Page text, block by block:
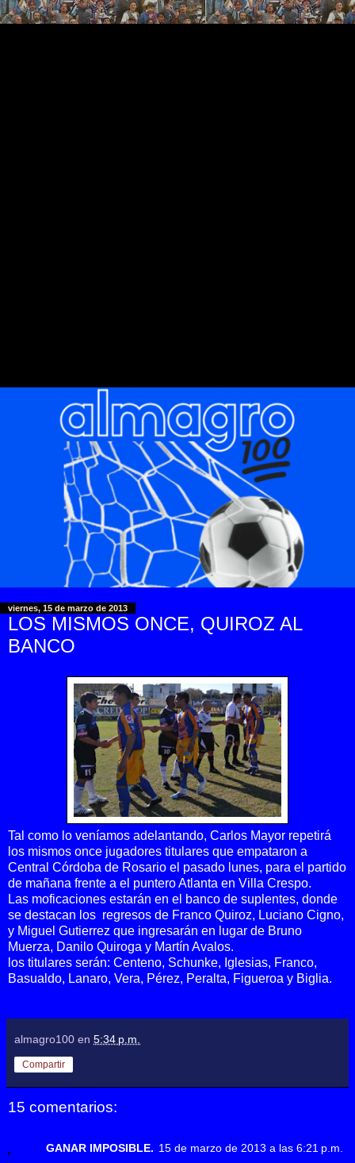
viernes, 15 de marzo de 2013
LOS MISMOS ONCE, QUIROZ AL
BANCO
Tal como lo veníamos adelantando, Carlos Mayor repetirá
los mismos once jugadores titulares que empataron a
Central Córdoba de Rosario el pasado lunes, para el partido
de mañana frente a el puntero Atlanta en Villa Crespo.
Las moficaciones estarán en el banco de suplentes, donde
se destacan los regresos de Franco Quiroz, Luciano Cigno,
y Miguel Gutierrez que ingresarán en lugar de Bruno
Muerza, Danilo Quiroga y Martín Avalos.
los titulares serán: Centeno, Schunke, Iglesias, Franco,
Basualdo, Lanaro, Vera, Pérez, Peralta, Figueroa y Biglia.
almagro100 en 5:34 p.m.
Compartir
15 comentarios:
GANAR IMPOSIBLE. 15 de marzo de 2013 a las 6:21 p.m.